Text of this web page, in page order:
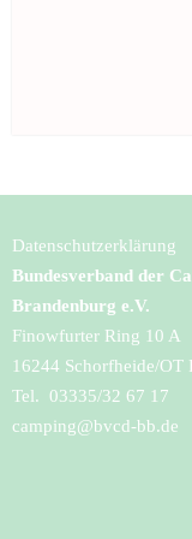
Datenschutzerklärung
Bundesverband der
Brandenburg e.V.
Finowfurter Ring 10 A
16244 Schorfheide/OT
Tel. 03335/32 67 17
camping@bvcd-bb.de